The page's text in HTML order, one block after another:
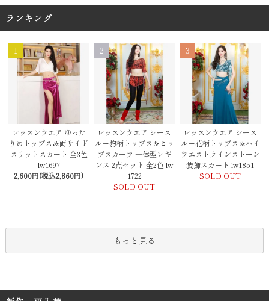
ランキング
1
レッスンウエア ゆった
りめトップス＆両サイド
スリットスカート 全3色
lw1697
2,600円(税込2,860円)
2
レッスンウエア シース
ルー豹柄トップス＆ヒッ
プスカーフ 一体型レギ
ンス 2点セット 全2色 lw
1722
SOLD OUT
3
レッスンウエア シース
ルー花柄トップス＆ハイ
ウエストラインストーン
装飾スカート lw1851
SOLD OUT
もっと見る